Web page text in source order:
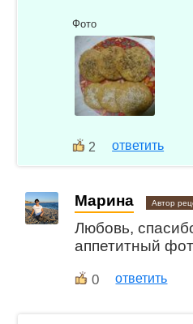
Фото
2 ответить
Марина Автор
Любовь,
аппетитный
0 ответить